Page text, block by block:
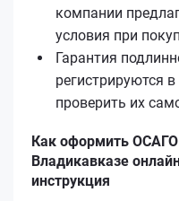
компании
условия при
Гарантия
регистрируются
проверить их
Как оформить ОСАГО
Владикавказе
инструкция